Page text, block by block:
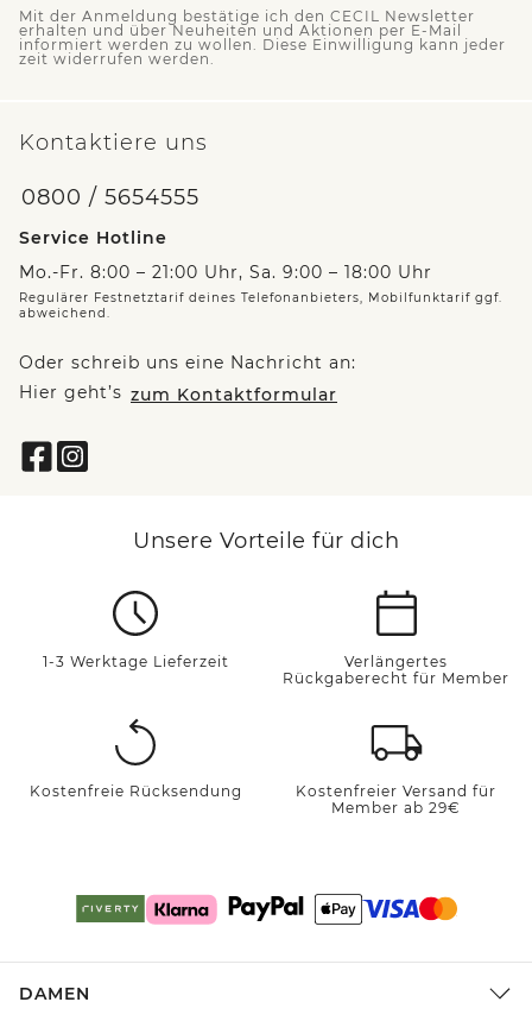
Mit der Anmeldung bestätige ich den CECIL Newsletter
erhalten und über Neuheiten und Aktionen per E-Mail
informiert werden zu wollen. Diese Einwilligung kann jeder
zeit widerrufen werden.
Kontaktiere uns
0800 / 5654555
Service Hotline
Mo.-Fr. 8:00 – 21:00 Uhr, Sa. 9:00 – 18:00 Uhr
Regulärer Festnetztarif deines Telefonanbieters, Mobilfunktarif ggf.
abweichend.
Oder schreib uns eine Nachricht an:
Hier geht’s zum Kontaktformular
Unsere Vorteile für dich
1-3 Werktage Lieferzeit
Verlängertes
Rückgaberecht für Member
Kostenfreie Rücksendung
Kostenfreier Versand für
Member ab 29€
DAMEN